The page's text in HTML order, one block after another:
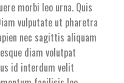
morbi leo urna. Quis
vulputate ut pharetra
nec sagittis aliquam
diam volutpat
id interdum velit